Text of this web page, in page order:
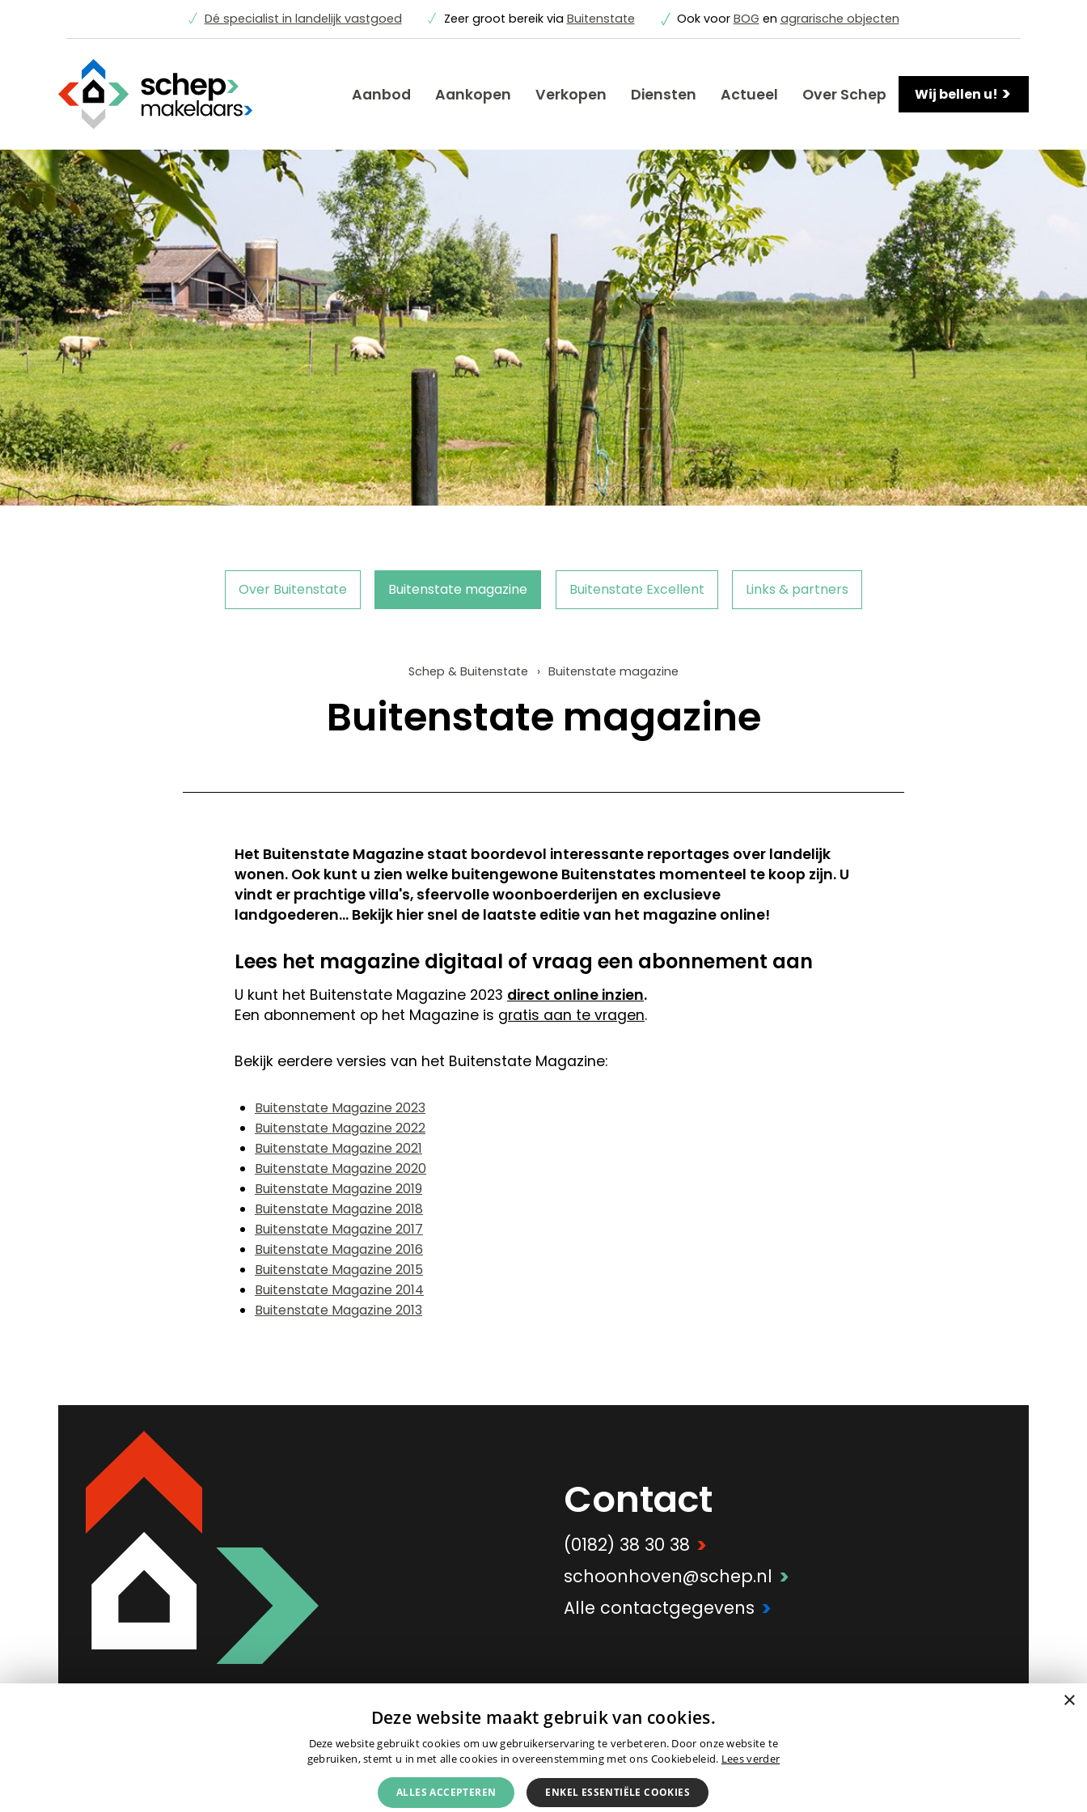
Dé specialist in landelijk vastgoed Zeer groot bereik via Buitenstate Ook voor BOG en agrarische objecten
Aanbod Aankopen Verkopen Diensten Actueel Over Schep Wij bellen u! >
Over Buitenstate Buitenstate magazine Buitenstate Excellent Links & partners
Schep & Buitenstate Buitenstate magazine
Buitenstate magazine
Het Buitenstate Magazine staat boordevol interessante reportages over landelijk
wonen. Ook kunt u zien welke buitengewone Buitenstates momenteel te koop zijn. U
vindt er prachtige villa's, sfeervolle woonboerderijen en exclusieve
landgoederen... Bekijk hier snel de laatste editie van het magazine online!
Lees het magazine digitaal of vraag een abonnement aan
U kunt het Buitenstate Magazine 2023 direct online inzien.
Een abonnement op het Magazine is gratis aan te vragen.
Bekijk eerdere versies van het Buitenstate Magazine:
Buitenstate Magazine 2023
Buitenstate Magazine 2022
Buitenstate Magazine 2021
Buitenstate Magazine 2020
Buitenstate Magazine 2019
Buitenstate Magazine 2018
Buitenstate Magazine 2017
Buitenstate Magazine 2016
Buitenstate Magazine 2015
Buitenstate Magazine 2014
Buitenstate Magazine 2013
Contact
(0182) 38 30 38 >
schoonhoven@schep.nl >
Alle contactgegevens >
Onderdeel van Schep Groep>
© 2026 -Colofon|Partners
×
Deze website maakt gebruik van cookies.
Deze website gebruikt cookies om uw gebruikerservaring te verbeteren. Door onze website te
gebruiken, stemt u in met alle cookies in overeenstemming met ons Cookiebeleid. Lees verder
ALLES ACCEPTEREN ENKEL ESSENTIËLE COOKIES